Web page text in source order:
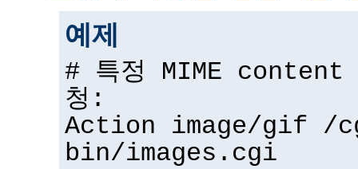
예제
# 특정 MIME content
청:
Action image/gif /
bin/images.cgi